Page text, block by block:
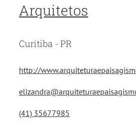
Arquitetos
Curitiba - PR
http://
(41) 35677985